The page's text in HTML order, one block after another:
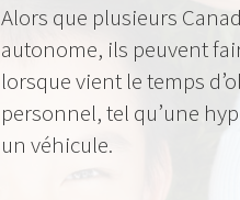
Alors que plusieurs
autonome, ils peuvent
lorsque vient le temps
personnel, tel qu’une
un véhicule.